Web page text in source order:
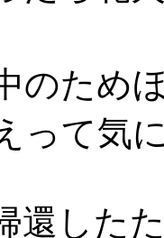
のため
って気
還した